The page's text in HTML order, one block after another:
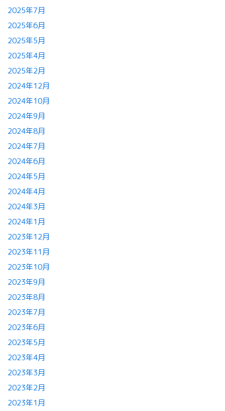
2025年7月
2025年6月
2025年5月
2025年4月
2025年2月
2024年12月
2024年10月
2024年9月
2024年8月
2024年7月
2024年6月
2024年5月
2024年4月
2024年3月
2024年1月
2023年12月
2023年11月
2023年10月
2023年9月
2023年8月
2023年7月
2023年6月
2023年5月
2023年4月
2023年3月
2023年2月
2023年1月